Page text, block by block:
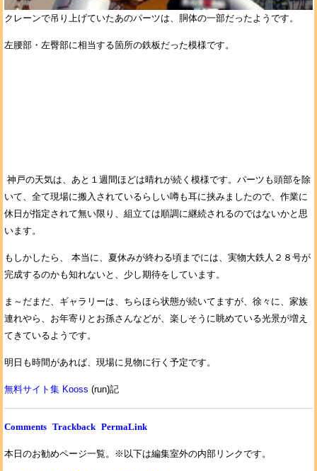
クレーンで吊り上げていたあのパーツは、胴体の一部だったようです。
左腰部・左臀部に相当する箇所の鉄板だった模様です。
神戸の天気は、あと１週間ほどは晴れが続く模様です。パーツも頭部を除
いて、全て現場に搬入されているらしい噂も耳に挟みましたので、作業に
休日が指定されて無い限り、組立ては順調に継続されるのではないかと思
います。
もしかしたら、 本当に、夏休みが終わる頃までには、実物大鉄人２８号が
完成するのかも知れないと、少し期待をしています。
ま～だまだ、ギャラリーは、ちらほら状態が続いてますが、徐々に、家族
連れやら、お年寄りとお孫さんなどが、楽しそうに眺めている光景が増え
てきているようです。
明日も時間があれば、現場に見物に行く予定です。
無料サイト集 Kooss (run)記
Comments Trackback PermaLink
本日のお勧めページ一覧。※以下は編集室外の内部リンクです。